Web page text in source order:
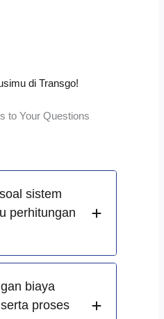
di Transgo!
to Your Questions
sistem
perhitungan
biaya
proses